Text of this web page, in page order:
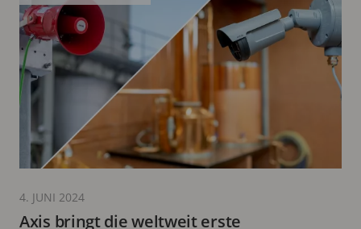
Axis bringt die weltweit erste
4. JUNI 2024